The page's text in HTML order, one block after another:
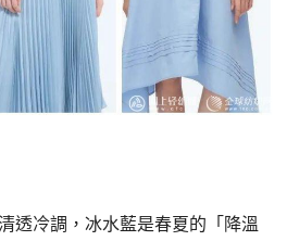
透冷調，冰水藍是春夏的「降溫